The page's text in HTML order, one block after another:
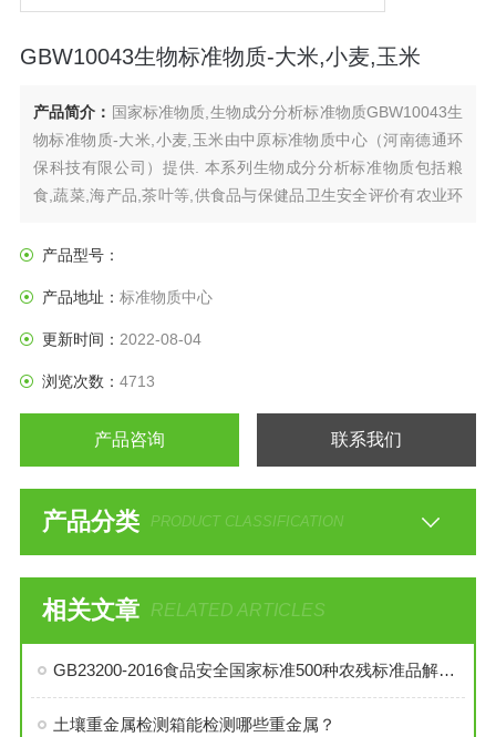
GBW10043生物标准物质-大米,小麦,玉米
产品简介： 国家标准物质,生物成分分析标准物质GBW10043生
物标准物质-大米,小麦,玉米由中原标准物质中心（河南德通环
保科技有限公司）提供. 本系列生物成分分析标准物质包括粮
食,蔬菜,海产品,茶叶等,供食品与保健品卫生安全评价有农业环
控标准
产品型号：
产品地址： 标准物质中心
更新时间： 2022-08-04
浏览次数： 4713
产品咨询 联系我们
产品分类 PRODUCT CLASSIFICATION
相关文章 RELATED ARTICLES
GB23200-2016食品安全国家标准500种农残标准品解决方案
土壤重金属检测箱能检测哪些重金属？